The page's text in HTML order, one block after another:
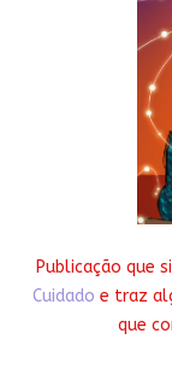
Publicação que
Cuidado e traz
que